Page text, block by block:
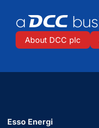
About DCC plc
Esso Energi